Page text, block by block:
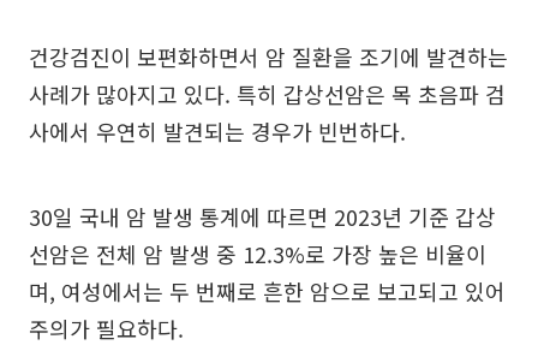
건강검진이 보편화하면서 암 질환을 조기에 발견하는
사례가 많아지고 있다. 특히 갑상선암은 목 초음파 검
사에서 우연히 발견되는 경우가 빈번하다.
30일 국내 암 발생 통계에 따르면 2023년 기준 갑상
선암은 전체 암 발생 중 12.3%로 가장 높은 비율이
며, 여성에서는 두 번째로 흔한 암으로 보고되고 있어
주의가 필요하다.